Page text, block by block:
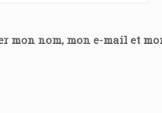
mon nom, mon e-mail et